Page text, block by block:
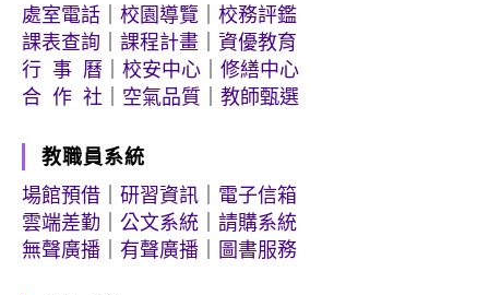
處室電話
校園導覽
校務評鑑
課表查詢
課程計畫
資優教育
行 事 曆
校安中心
修繕中心
合 作 社
空氣品質 教師甄選
教職員系統
場館預借
研習資訊
電子信箱
雲端差勤
公文系統
請購系統
無聲廣播
有聲廣播 圖書服務